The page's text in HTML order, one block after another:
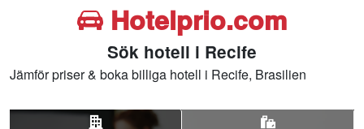
Hotelprio.com
Sök hotell i Recife
Jämför priser & boka billiga hotell i Recife, Brasilien